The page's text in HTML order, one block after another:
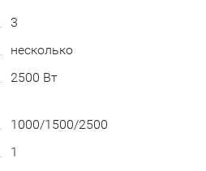
3
несколько
2500 Вт
1000/1500/2500
1